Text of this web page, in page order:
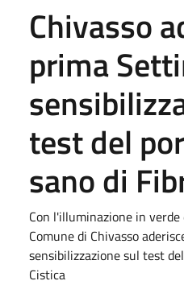
Chivasso
prima
test del
sano di
Con l'illuminazione in
Comune di Chivasso
sensibilizzazione sul test
Cistica